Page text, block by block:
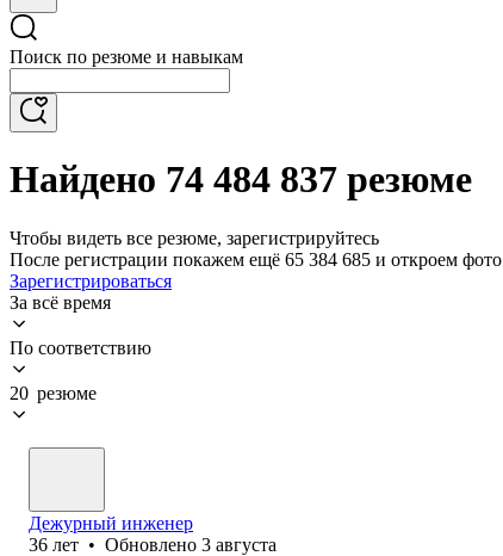
Поиск по резюме и навыкам
Найдено 74 484 837 резюме
Чтобы видеть все резюме, зарегистрируйтесь
После регистрации покажем ещё 65 384 685 и откроем фото
Зарегистрироваться
За всё время
По соответствию
20 резюме
Дежурный инженер
36 лет • Обновлено 3 августа